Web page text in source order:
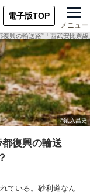
電子版TOP
メニュー
興の輸送路”「西武安比奈
復興の輸送
ている。砂利道なん